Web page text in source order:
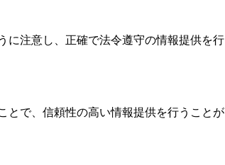
に注意し、正確で法令遵守の情報提供を行
とで、信頼性の高い情報提供を行うことが